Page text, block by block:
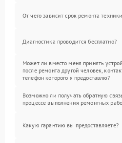
От чего зависит срок ремонта
Диагностика проводится бесплатно?
Может ли вместо меня принять
после ремонта другой человек,
телефон которого я предоставлю?
Возможно ли получать обратную
процессе выполнения ремонтных
Какую гарантию вы предоставляете?